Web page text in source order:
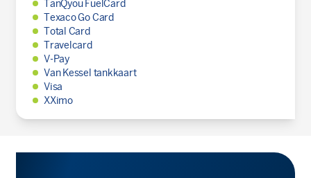
TanQyou FuelCard
Texaco Go Card
Total Card
Travelcard
V-Pay
Van Kessel tankkaart
Visa
XXimo